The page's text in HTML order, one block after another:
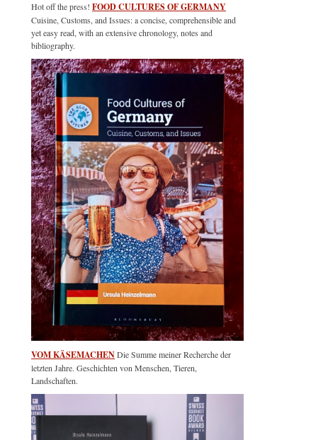
Hot off the press! FOOD CULTURES OF GERMANY
Cuisine, Customs, and Issues: a concise, comprehensible and
yet easy read, with an extensive chronology, notes and
bibliography.
VOM KÄSEMACHENDie Summe meiner Recherche der
letzten Jahre. Geschichten von Menschen, Tieren,
Landschaften.